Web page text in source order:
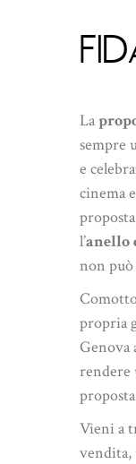
La
sempre
e
cinema
l’anello
non può
propria
Genova
rendere
Vieni a
vendita,